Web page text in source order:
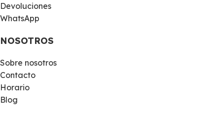
Devoluciones
WhatsApp
NOSOTROS
Sobre nosotros
Contacto
Horario
Blog